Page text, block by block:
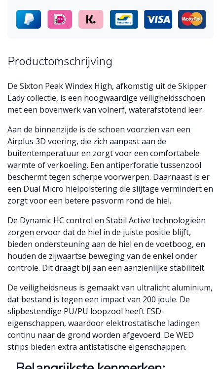
Productomschrijving
De Sixton Peak Windex High, afkomstig uit de Skipper
Lady collectie, is een hoogwaardige veiligheidsschoen
met een bovenwerk van volnerf, waterafstotend leer.
Aan de binnenzijde is de schoen voorzien van een
Airplus 3D voering, die zich aanpast aan de
buitentemperatuur en zorgt voor een comfortabele
warmte of verkoeling. Een antiperforatie tussenzool
beschermt tegen scherpe voorwerpen. Daarnaast is er
een Dual Micro hielpolstering die slijtage vermindert en
zorgt voor een betere pasvorm rond de hiel.
De Dynamic HC control en Stabil Active technologieën
zorgen ervoor dat de hiel in de juiste positie blijft,
bieden ondersteuning aan de hiel en de voetboog, en
houden de zijwaartse beweging van de enkel onder
controle. Dit draagt bij aan een aanzienlijke stabiliteit.
De veiligheidsneus is gemaakt van ultralicht aluminium,
dat bestand is tegen een impact van 200 joule. De
slipbestendige PU/PU loopzool heeft ESD-
eigenschappen, waardoor elektrostatische ladingen
continu naar de grond worden afgevoerd. De WED
strips bieden extra antistatische eigenschappen.